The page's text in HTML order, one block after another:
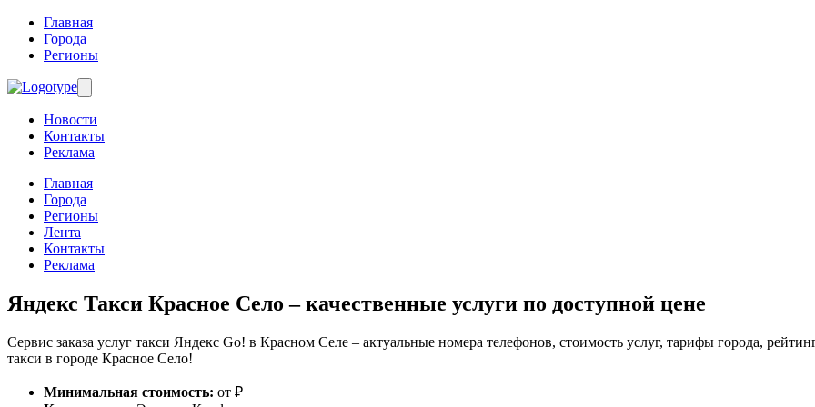
Главная
Города
Регионы
Новости
Контакты
Реклама
Главная
Города
Регионы
Лента
Контакты
Реклама
Яндекс Такси Красное Село – качественные услуги по доступной цене
Сервис заказа услуг такси Яндекс Go! в Красном Селе – актуальные номера телефонов, стоимость услуг, тарифы города,
такси в городе Красное Село!
Минимальная стоимость: от ₽